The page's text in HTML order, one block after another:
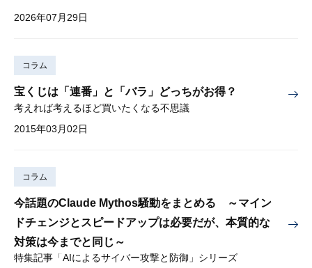
2026年07月29日
コラム
宝くじは「連番」と「バラ」どっちがお得？
考えれば考えるほど買いたくなる不思議
2015年03月02日
コラム
今話題のClaude Mythos騒動をまとめる ～マイン
ドチェンジとスピードアップは必要だが、本質的な
対策は今までと同じ～
特集記事「AIによるサイバー攻撃と防御」シリーズ